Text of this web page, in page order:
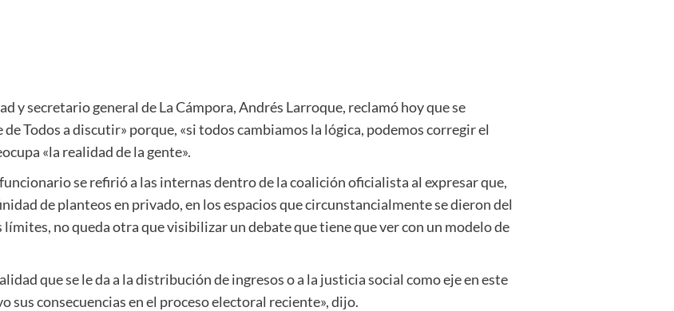
y secretario general de La Cámpora, Andrés Larroque, reclamó hoy que se
Todos a discutir» porque, «si todos cambiamos la lógica, podemos corregir el
«la realidad de la gente».
se refirió a las internas dentro de la coalición oficialista al expresar que,
de planteos en privado, en los espacios que circunstancialmente se dieron del
límites, no queda otra que visibilizar un debate que tiene que ver con un modelo de
que se le da a la distribución de ingresos o a la justicia social como eje en este
sus consecuencias en el proceso electoral reciente», dijo.